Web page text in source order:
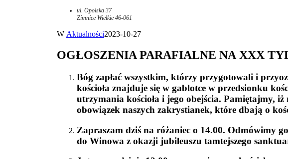
ul. Opolska 37
Zimnice Wielkie 46-061
W Aktualności2023-10-27
OGŁOSZENIA PARAFIALNE NA XXX
Bóg zapłać wszystkim, którzy przygotowali i
kościoła znajduje się w gablotce w przedsionku
utrzymania kościoła i jego obejścia. Pamiętajmy,
obowiązek naszych zakrystianek, które dbają o
Zapraszam dziś na różaniec o 14.00. Odmówimy
do Winowa z okazji jubileuszu tamtejszego